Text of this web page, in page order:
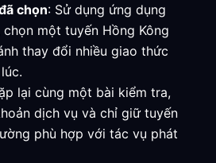
chọn: Sử dụng ứng dụng
một tuyến Hồng Kông
thay đổi nhiều giao thức
lại cùng một bài kiểm tra,
dịch vụ và chỉ giữ tuyến
phù hợp với tác vụ phát